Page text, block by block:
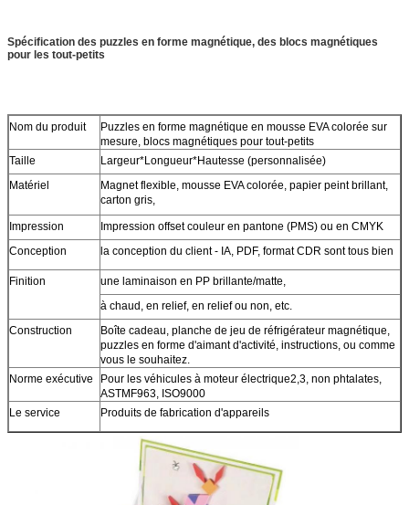
Spécification des puzzles en forme magnétique, des blocs magnétiques
pour les tout-petits
Nom du produit
Puzzles en forme magnétique en mousse EVA colorée sur
mesure, blocs magnétiques pour tout-petits
Taille
Largeur*Longueur*Hautesse (personnalisée)
Matériel
Magnet flexible, mousse EVA colorée, papier peint brillant,
carton gris,
Impression
Impression offset couleur en pantone (PMS) ou en CMYK
Conception
la conception du client - IA, PDF, format CDR sont tous bien
Finition
une laminaison en PP brillante/matte,
à chaud, en relief, en relief ou non, etc.
Construction
Boîte cadeau, planche de jeu de réfrigérateur magnétique,
puzzles en forme d'aimant d'activité, instructions, ou comme
vous le souhaitez.
Norme exécutive
Pour les véhicules à moteur électrique2,3, non phtalates,
ASTMF963, ISO9000
Le service
Produits de fabrication d'appareils